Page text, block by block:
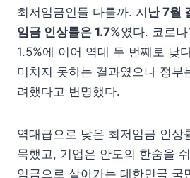
최저임금인들 다를까. 지 난 7월
임금 인상률은 1.7%였다. 코로
1.5%에 이어 역대 두 번째로 낮
미치지 못하는 결과였으나 정부
려했다고 변명했다.
역대급으로 낮은 최저임금 인상
묵했고, 기업은 안도의 한숨을
임금으로 살아가는 대한민국 국